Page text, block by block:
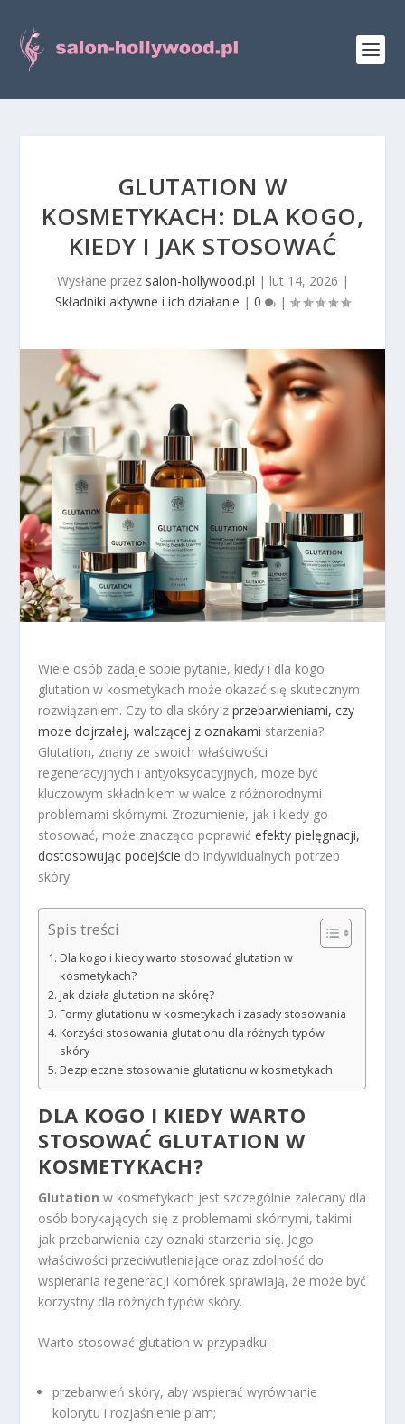
GLUTATION W
KOSMETYKACH: DLA KOGO,
KIEDY I JAK STOSOWAĆ
Wysłane przez salon-hollywood.pl | lut 14, 2026 |
Składniki aktywne i ich działanie | 0 |
Wiele osób zadaje sobie pytanie, kiedy i dla kogo
glutation w kosmetykach może okazać się skutecznym
rozwiązaniem. Czy to dla skóry zprzebarwieniami, czy
może dojrzałej, walczącej z oznakami starzenia?
Glutation, znany ze swoich właściwości
regeneracyjnych i antyoksydacyjnych, może być
kluczowym składnikiem w walce z różnorodnymi
problemami skórnymi. Zrozumienie, jak i kiedy go
stosować, może znacząco poprawićefekty pielęgnacji,
dostosowując podejście do indywidualnych potrzeb
skóry.
Spis treści
Dla kogo i kiedy warto stosować glutation w
kosmetykach?
Jak działa glutation na skórę?
Formy glutationu w kosmetykach i zasady stosowania
Korzyści stosowania glutationu dla różnych typów
skóry
Bezpieczne stosowanie glutationu w kosmetykach
DLA KOGO I KIEDY WARTO
STOSOWAĆ GLUTATION W
KOSMETYKACH?
Glutation w kosmetykach jest szczególnie zalecany dla
osób borykających się z problemami skórnymi, takimi
jak przebarwienia czy oznaki starzenia się. Jego
właściwości przeciwutleniające oraz zdolność do
wspierania regeneracji komórek sprawiają, że może być
korzystny dla różnych typów skóry.
Warto stosować glutation w przypadku:
przebarwień skóry, aby wspierać wyrównanie
kolorytu i rozjaśnienie plam;